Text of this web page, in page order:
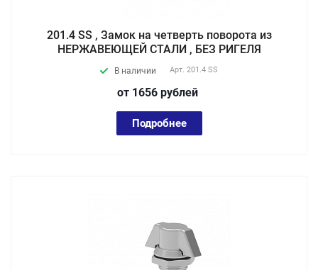
201.4 SS , Замок на четверть поворота из
НЕРЖАВЕЮЩЕЙ СТАЛИ , БЕЗ РИГЕЛЯ
В наличии Арт. 201.4 SS
от 1656 рублей
Подробнее